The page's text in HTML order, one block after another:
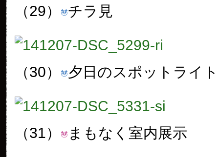
（29） チラ見
（30） 夕日のスポットライト
（31） まもなく室内展示